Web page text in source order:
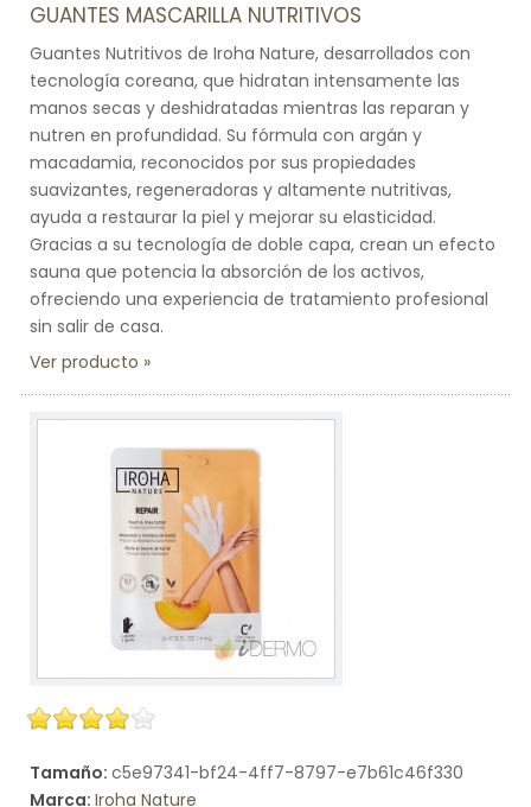
GUANTES MASCARILLA NUTRITIVOS
Guantes Nutritivos de Iroha Nature, desarrollados con
tecnología coreana, que hidratan intensamente las
manos secas y deshidratadas mientras las reparan y
nutren en profundidad. Su fórmula con argán y
macadamia, reconocidos por sus propiedades
suavizantes, regeneradoras y altamente nutritivas,
ayuda a restaurar la piel y mejorar su elasticidad.
Gracias a su tecnología de doble capa, crean un efecto
sauna que potencia la absorción de los activos,
ofreciendo una experiencia de tratamiento profesional
sin salir de casa.
Ver producto
Tamaño: c5e97341-bf24-4ff7-8797-e7b61c46f330
Marca: Iroha Nature